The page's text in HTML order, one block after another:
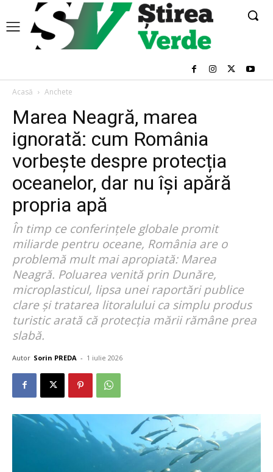
Acasă Anchete
Marea Neagră, marea
ignorată: cum România
vorbește despre protecția
oceanelor, dar nu își apără
propria apă
În timp ce conferințele globale promit
miliarde pentru oceane, România are o
problemă mult mai apropiată: Marea
Neagră. Poluarea venită prin Dunăre,
microplasticul, lipsa unei raportări publice
clare și tratarea litoralului ca simplu produs
turistic arată că protecția mării rămâne prea
slabă.
Autor Sorin PREDA - 1 iulie 2026